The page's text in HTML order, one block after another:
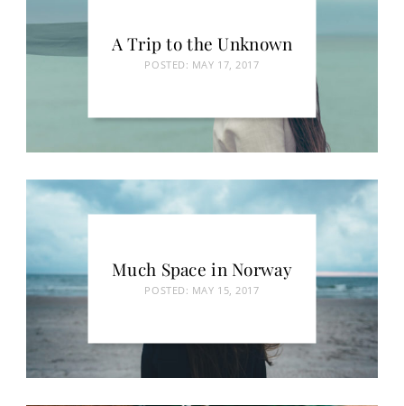
A Trip to the Unknown
POSTED: MAY 17, 2017
Much Space in Norway
POSTED: MAY 15, 2017